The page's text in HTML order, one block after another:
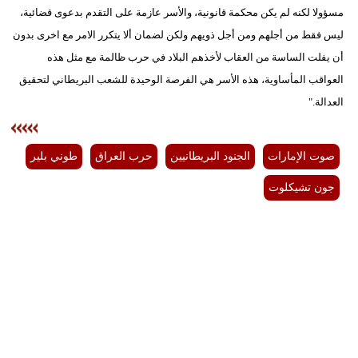
مسؤولا لكنه لم يكن محكمة قانونية، والأسر عازمة على التقدم بدعوى قضائية،
ليس فقط من أجلهم ومن أجل ذويهم ولكن لضمان ألا يتكرر الامر مع اخرى بدون
أن يفلت الساسة من العقاب لأخذهم البلاد في حرب ظالمة مع مثل هذه
العواقب المأساوية، هذه الأسر هي الفرصة الوحيدة للشعب البريطاني لتحقيق
العدالة."
صوت الإمارات الجنود البريطانيين حرب العراق طوني بلير
جون تشيكلوت